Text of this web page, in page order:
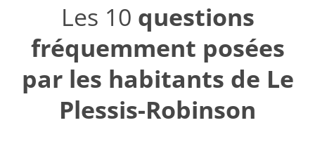
Les 10 questions
fréquemment posées
par les habitants de Le
Plessis-Robinson